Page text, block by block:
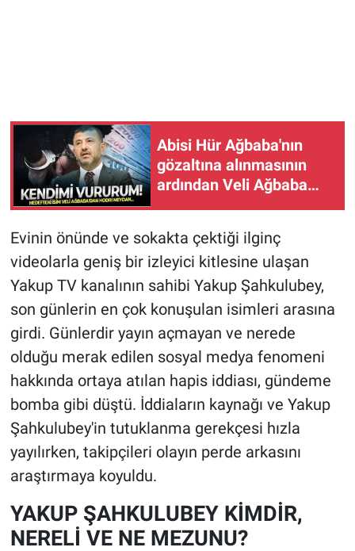
Abisi Hür Ağbaba'nın
gözaltına alınmasının
ardından Veli Ağbaba
suç kanıtı varsa kendimi
vururum
Evinin önünde ve sokakta çektiği ilginç
videolarla geniş bir izleyici kitlesine ulaşan
Yakup TV kanalının sahibi Yakup Şahkulubey,
son günlerin en çok konuşulan isimleri arasına
girdi. Günlerdir yayın açmayan ve nerede
olduğu merak edilen sosyal medya fenomeni
hakkında ortaya atılan hapis iddiası, gündeme
bomba gibi düştü. İddiaların kaynağı ve Yakup
Şahkulubey'in tutuklanma gerekçesi hızla
yayılırken, takipçileri olayın perde arkasını
araştırmaya koyuldu.
YAKUP ŞAHKULUBEY KİMDİR,
NERELİ VE NE MEZUNU?